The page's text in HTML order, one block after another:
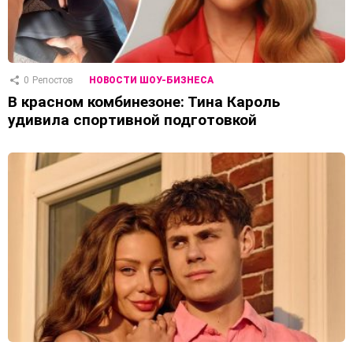
0 Репостов НОВОСТИ ШОУ-БИЗНЕСА
В красном комбинезоне: Тина Кароль
удивила спортивной подготовкой